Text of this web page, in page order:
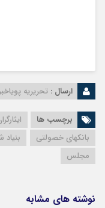
ارسال : تحریریه
برچسب ها
بانکهای خصولتی
بنیاد
مجلس
نوشته های مشابه